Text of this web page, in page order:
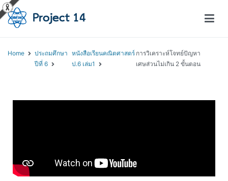
Home
ประถมศึกษา
ปีที่ 6
หนังสือเรียนคณิตศาสตร์
ป.6 เล่ม1
การวิเคราะห์โจทย์ปัญหา
เศษส่วนไม่เกิน 2 ขั้นตอน